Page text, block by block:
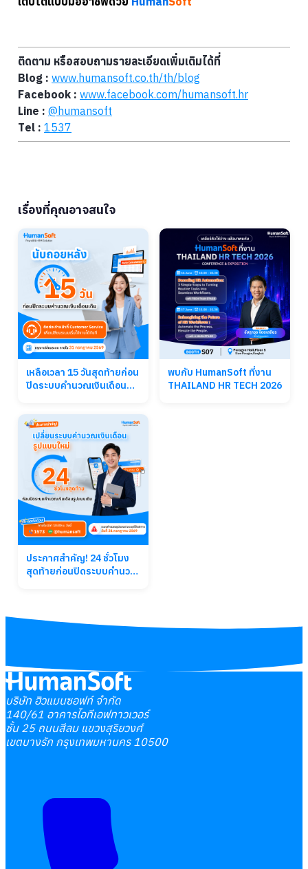
ติดตาม หรือสอบถามรายละเอียดเพิ่มเติมได้ที่
Blog : www.humansoft.co.th/th/blog
Facebook : www.facebook.com/humansoft.hr
Line : @humansoft
Tel : 1537
เรื่องที่คุณอาจสนใจ
เหลือเวลา 15 วันสุดท้ายก่อน
ปิดระบบคำนวณเงินเดือน
พบกับ HumanSoft ที่งาน
THAILAND HR TECH 2026
ประกาศสำคัญ! 24 ชั่วโมง
สุดท้ายก่อนปิดระบบคำนวณ
บริษัท ฮิวแมนซอฟท์ จำกัด
140/61 อาคารไอทีเอฟทาวเวอร์
ชั้น 25 ถนนสีลม แขวงสุริยวงศ์
เขตบางรัก กรุงเทพมหานคร 10500